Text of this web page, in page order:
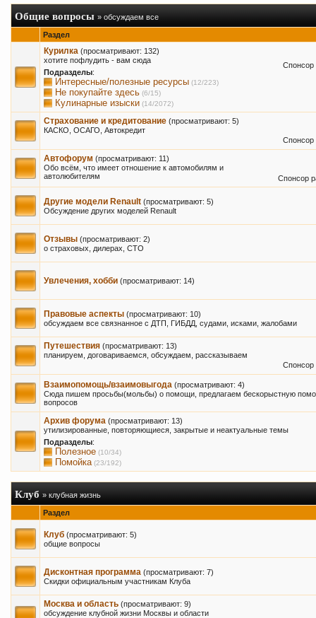
Общие вопросы » обсуждаем все
Раздел
Курилка (просматривают: 132)
Спонсор
хотите пофлудить - вам сюда
Подразделы:
Интересные/полезные ресурсы (12/223)
Не покупайте здесь (6/15)
Кулинарные изыски (14/2072)
Страхование и кредитование (просматривают: 5)
Спонсор
КАСКО, ОСАГО, Автокредит
Автофорум (просматривают: 11)
Спонсор
Обо всём, что имеет отношение к автомобилям и
автолюбителям
Другие модели Renault (просматривают: 5)
Обсуждение других моделей Renault
Отзывы (просматривают: 2)
о страховых, дилерах, СТО
Увлечения, хобби (просматривают: 14)
Правовые аспекты (просматривают: 10)
обсуждаем все связнанное с ДТП, ГИБДД, судами, исками, жалобами
Путешествия (просматривают: 13)
Спонсор
планируем, договариваемся, обсуждаем, рассказываем
Взаимопомощь/взаимовыгода (просматривают: 4)
Сюда пишем просьбы(мольбы) о помощи, предлагаем бескорыстную
вопросов
Архив форума (просматривают: 13)
утилизированные, повторяющиеся, закрытые и неактуальные темы
Подразделы:
Полезное (10/34)
Помойка (23/192)
Клуб » клубная жизнь
Раздел
Клуб (просматривают: 5)
общие вопросы
Дисконтная программа (просматривают: 7)
Скидки официальным участникам Клуба
Москва и область (просматривают: 9)
обсуждение клубной жизни Москвы и области